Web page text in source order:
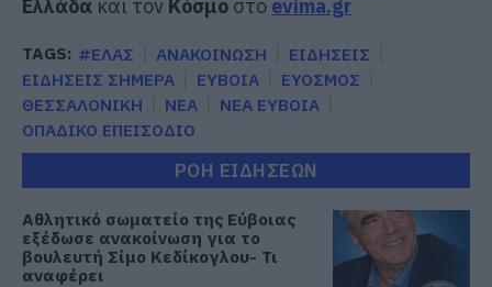
Ελλάδα και τον Κόσμο στο evima.gr
TAGS: #ΕΛΑΣ ΑΝΑΚΟΙΝΩΣΗ
ΕΙΔΗΣΕΙΣ
ΕΙΔΗΣΕΙΣ ΣΗΜΕΡΑ
ΕΥΒΟΙΑ
ΕΥΟΣΜΟΣ
ΘΕΣΣΑΛΟΝΙΚΗ
ΝΕΑ
ΝΕΑ ΕΥΒΟΙΑ
ΟΠΑΔΙΚΟ ΕΠΕΙΣΟΔΙΟ
ΡΟΗ ΕΙΔΗΣΕΩΝ
Αθλητικό σωματείο της Εύβοιας
εξέδωσε ανακοίνωση για το
βουλευτή Σίμο Κεδίκογλου- Τι
αναφέρει